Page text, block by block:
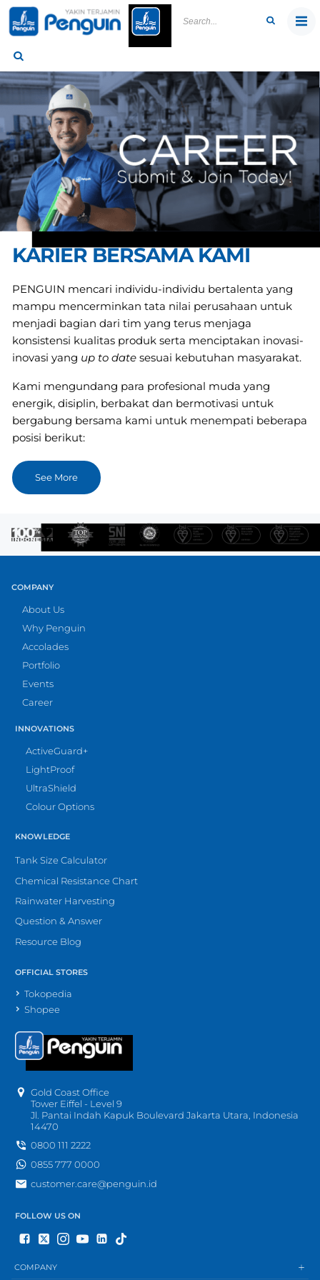
Skip
content
KARIER BERSAMA KAMI
PENGUIN mencari individu-individu bertalenta yang
mampu mencerminkan tata nilai perusahaan untuk
menjadi bagian dari tim yang terus menjaga
konsistensi kualitas produk serta menciptakan inovasi-
inovasi yang up to date sesuai kebutuhan masyarakat.
Kami mengundang para profesional muda yang
energik, disiplin, berbakat dan bermotivasi untuk
bergabung bersama kami untuk menempati beberapa
posisi berikut:
See More
COMPANY
About Us
Why Penguin
Accolades
Portfolio
Events
Career
INNOVATIONS
ActiveGuard+
LightProof
UltraShield
Colour Options
KNOWLEDGE
Tank Size Calculator
Chemical Resistance Chart
Rainwater Harvesting
Question & Answer
Resource Blog
OFFICIAL STORES
Tokopedia
Shopee
Gold Coast Office
Tower Eiffel - Level 9
Jl. Pantai Indah Kapuk Boulevard Jakarta Utara, Indonesia
14470
0800 111 2222
0855 777 0000
customer.care@penguin.id
FOLLOW US ON
COMPANY